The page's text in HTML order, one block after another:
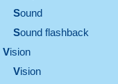
sound
Sound flashback
vision
vision